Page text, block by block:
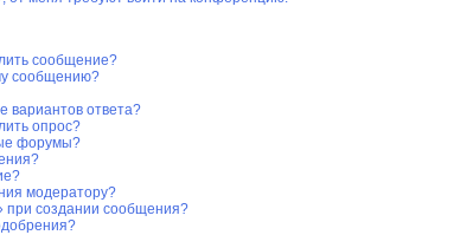
сообщение?
сообщению?
вариантов ответа?
опрос?
форумы?
модератору?
при создании сообщения?